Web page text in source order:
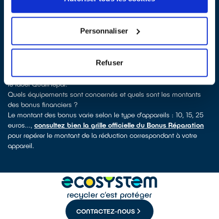
Personnaliser
Refuser
. En cliquant sur la fiche détaillée du réparateur, vous
verrez pour quels types d’appareils ce professionnel a obtenu le
smartphone, outillage électroportatif : à chaque famille d’appareils
son réparateur spécialisé et labellisé QualiRépar.
Comment bénéficier du Bonus Réparation à Anneyron ?
Immédiatement déduit de la facture par le réparateur, le Bonus
Réparation est en vigueur chez tous les réparateurs ayant obtenu
le label QualiRépar.
Quels équipements sont concernés et quels sont les montants
des bonus financiers ?
Le montant des bonus varie selon le type d’appareils : 10, 15, 25
euros..., consultez bien la grille officielle du Bonus Réparation
pour repérer le montant de la réduction correspondant à votre
appareil.
CONTACTEZ-NOUS